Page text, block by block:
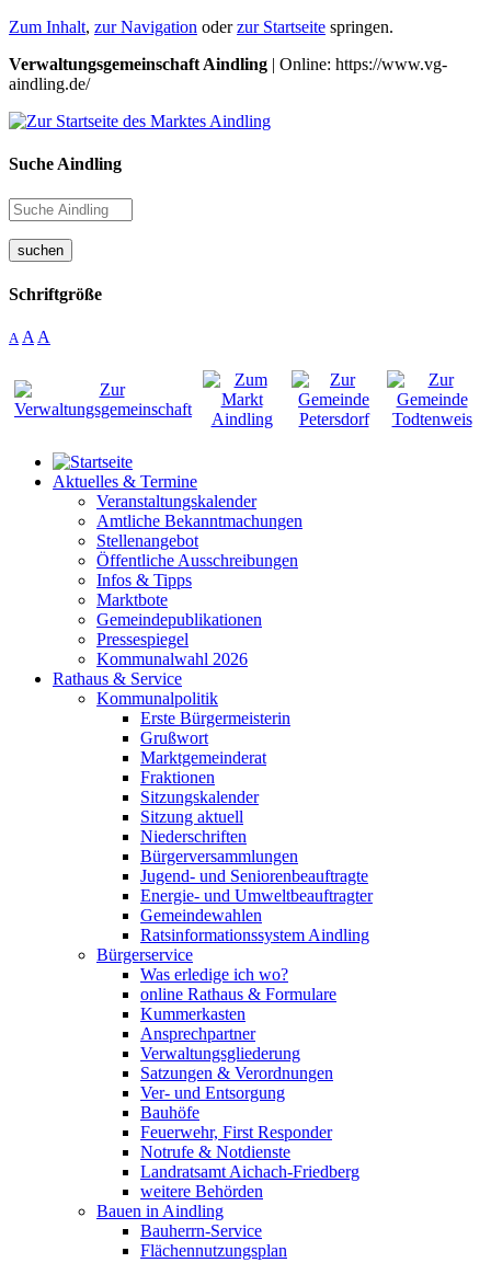
Zum Inhalt, zur Navigation oderzur Startseite springen.
Verwaltungsgemeinschaft Aindling | Online: https://www.vg-
aindling.de/
Suche Aindling
suchen
Schriftgröße
A A A
Aktuelles & Termine
Veranstaltungskalender
Amtliche Bekanntmachungen
Stellenangebot
Öffentliche Ausschreibungen
Infos & Tipps
Marktbote
Gemeindepublikationen
Pressespiegel
Kommunalwahl 2026
Rathaus & Service
Kommunalpolitik
Erste Bürgermeisterin
Grußwort
Marktgemeinderat
Fraktionen
Sitzungskalender
Sitzung aktuell
Niederschriften
Bürgerversammlungen
Jugend- und Seniorenbeauftragte
Energie- und Umweltbeauftragter
Gemeindewahlen
Ratsinformationssystem Aindling
Bürgerservice
Was erledige ich wo?
online Rathaus & Formulare
Kummerkasten
Ansprechpartner
Verwaltungsgliederung
Satzungen & Verordnungen
Ver- und Entsorgung
Bauhöfe
Feuerwehr, First Responder
Notrufe & Notdienste
Landratsamt Aichach-Friedberg
weitere Behörden
Bauen in Aindling
Bauherrn-Service
Flächennutzungsplan